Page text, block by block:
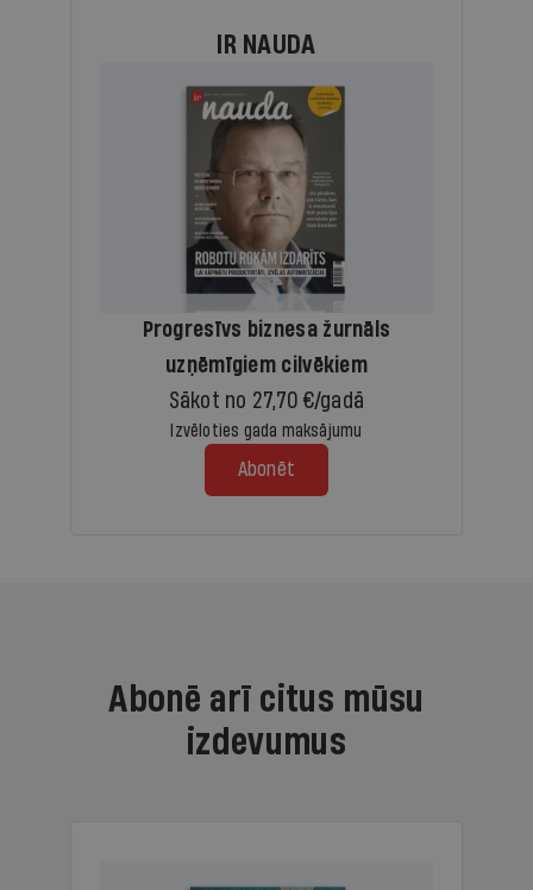
IR NAUDA
Progresīvs biznesa žurnāls
uzņēmīgiem cilvēkiem
Sākot no 27,70 €/gadā
Izvēloties gada maksājumu
Abonēt
Abonē arī citus mūsu
izdevumus